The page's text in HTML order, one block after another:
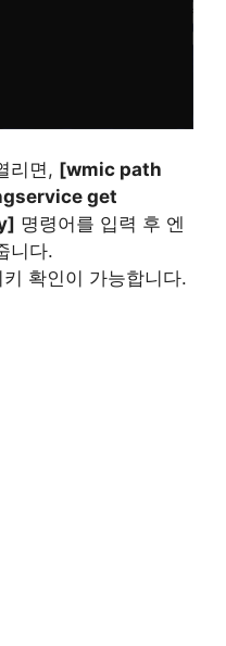
리면, [wmic path
get
] 명령어를 입력 후 엔
니다.
확인이 가능합니다.